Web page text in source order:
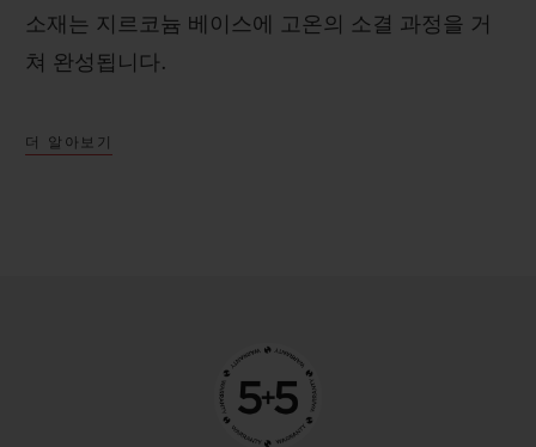
소재는 지르코늄 베이스에 고온의 소결 과정을 거
쳐 완성됩니다.
더 알아보기